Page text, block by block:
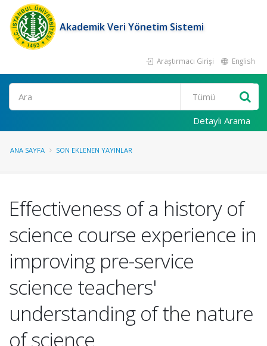
Akademik Veri Yönetim Sistemi
Araştırmacı Girişi English
Ara
Detaylı Arama
ANA SAYFA SON EKLENEN YAYINLAR
Effectiveness of a history of
science course experience in
improving pre-service
science teachers'
understanding of the nature
of science